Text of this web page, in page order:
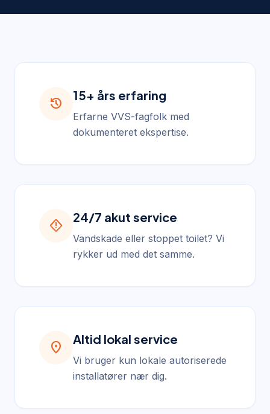
history
15+ års erfaring
Erfarne VVS-fagfolk med
dokumenteret ekspertise.
emergency_home
24/7 akut service
Vandskade eller stoppet toilet? Vi
rykker ud med det samme.
location_on
Altid lokal service
Vi bruger kun lokale autoriserede
installatører nær dig.